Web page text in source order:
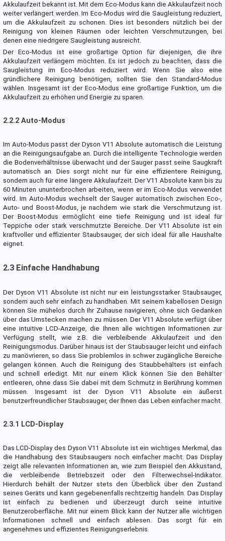
Akkulaufzeit bekannt ist. Mit dem Eco-Modus kann die Akkulaufzeit noch
weiter verlängert werden. Im Eco-Modus wird die Saugleistung reduziert,
um die Akkulaufzeit zu schonen. Dies ist besonders nützlich bei der
Reinigung von kleinen Räumen oder leichten Verschmutzungen, bei
denen eine niedrigere Saugleistung ausreicht.
Der Eco-Modus ist eine großartige Option für diejenigen, die ihre
Akkulaufzeit verlängern möchten. Es ist jedoch zu beachten, dass die
Saugleistung im Eco-Modus reduziert wird. Wenn Sie also eine
gründlichere Reinigung benötigen, sollten Sie den Standard-Modus
wählen. Insgesamt ist der Eco-Modus eine großartige Funktion, um die
Akkulaufzeit zu erhöhen und Energie zu sparen.
2.2.2 Auto-Modus
Im Auto-Modus passt der Dyson V11 Absolute automatisch die Leistung
an die Reinigungsaufgabe an. Durch die intelligente Technologie werden
die Bodenverhältnisse überwacht und der Sauger passt seine Saugkraft
automatisch an. Dies sorgt nicht nur für eine effizientere Reinigung,
sondern auch für eine längere Akkulaufzeit. Der V11 Absolute kann bis zu
60 Minuten ununterbrochen arbeiten, wenn er im Eco-Modus verwendet
wird. Im Auto-Modus wechselt der Sauger automatisch zwischen Eco-,
Auto- und Boost-Modus, je nachdem wie stark die Verschmutzung ist.
Der Boost-Modus ermöglicht eine tiefe Reinigung und ist ideal für
Teppiche oder stark verschmutzte Bereiche. Der V11 Absolute ist ein
kraftvoller und effizienter Staubsauger, der sich ideal für alle Haushalte
eignet.
2.3 Einfache Handhabung
Der Dyson V11 Absolute ist nicht nur ein leistungsstarker Staubsauger,
sondern auch sehr einfach zu handhaben. Mit seinem kabellosen Design
können Sie mühelos durch Ihr Zuhause navigieren, ohne sich Gedanken
über das Umstecken machen zu müssen. Der V11 Absolute verfügt über
eine intuitive LCD-Anzeige, die Ihnen alle wichtigen Informationen zur
Verfügung stellt, wie z.B. die verbleibende Akkulaufzeit und den
Reinigungsmodus. Darüber hinaus ist der Staubsauger leicht und einfach
zu manövrieren, so dass Sie problemlos in schwer zugängliche Bereiche
gelangen können. Auch die Reinigung des Staubbehälters ist einfach
und schnell erledigt. Mit nur einem Klick können Sie den Behälter
entleeren, ohne dass Sie dabei mit dem Schmutz in Berührung kommen
müssen. Insgesamt ist der Dyson V11 Absolute ein äußerst
benutzerfreundlicher Staubsauger, der Ihnen das Leben einfacher macht.
2.3.1 LCD-Display
Das LCD-Display des Dyson V11 Absolute ist ein wichtiges Merkmal, das
die Handhabung des Staubsaugers noch einfacher macht. Das Display
zeigt alle relevanten Informationen an, wie zum Beispiel den Akkustand,
die verbleibende Betriebszeit oder den Filterwechsel-Indikator.
Hierdurch behält der Nutzer stets den Überblick über den Zustand
seines Geräts und kann gegebenenfalls rechtzeitig handeln. Das Display
ist einfach zu bedienen und überzeugt durch seine intuitive
Benutzeroberfläche. Mit nur einem Blick kann der Nutzer alle wichtigen
Informationen schnell und einfach ablesen. Das sorgt für ein
angenehmes und effizientes Reinigungserlebnis.